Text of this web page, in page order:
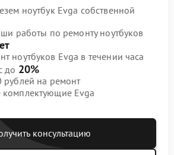
ноутбук Evga собственной
работы по ремонту ноутбуков
ноутбуков Evga в течении часа
до 20%
рублей на ремонт
Evga
консультацию